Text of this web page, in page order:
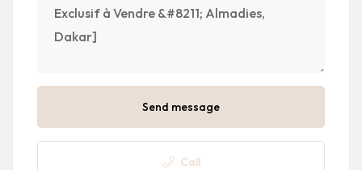
Send message
Call